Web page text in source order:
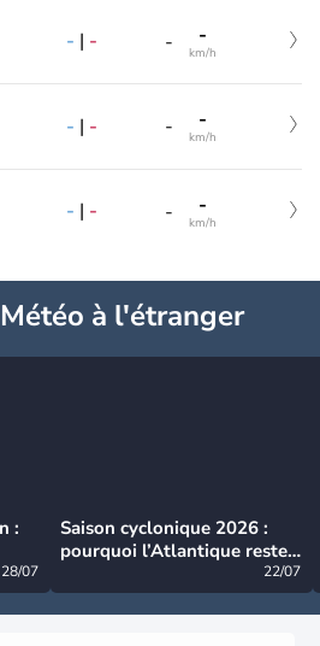
- | - - -
km/h
- | - - -
km/h
- | - - -
km/h
à l'étranger
:
28/07
Saison cyclonique 2026 :
pourquoi l’Atlantique reste
22/07